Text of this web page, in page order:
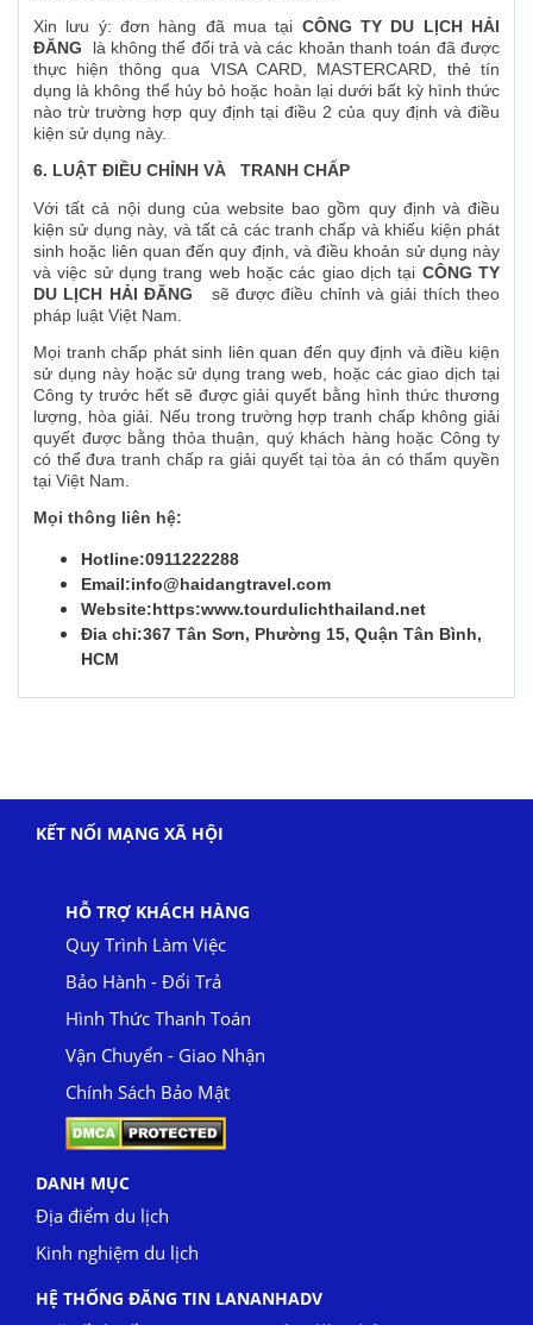
Xin lưu ý: đơn hàng đã mua tại CÔNG TY DU LỊCH HẢI
ĐĂNG là không thể đổi trả và các khoản thanh toán đã được
thực hiện thông qua VISA CARD, MASTERCARD, thẻ tín
dụng là không thể hủy bỏ hoặc hoàn lại dưới bất kỳ hình thức
nào trừ trường hợp quy định tại điều 2 của quy định và điều
kiện sử dụng này.
6. LUẬT ĐIỀU CHỈNH VÀ TRANH CHẤP
Với tất cả nội dung của website bao gồm quy định và điều
kiện sử dụng này, và tất cả các tranh chấp và khiếu kiện phát
sinh hoặc liên quan đến quy định, và điều khoản sử dụng này
và việc sử dụng trang web hoặc các giao dịch tại CÔNG TY
DU LỊCH HẢI ĐĂNG sẽ được điều chỉnh và giải thích theo
pháp luật Việt Nam.
Mọi tranh chấp phát sinh liên quan đến quy định và điều kiện
sử dụng này hoặc sử dụng trang web, hoặc các giao dịch tại
Công ty trước hết sẽ được giải quyết bằng hình thức thương
lượng, hòa giải. Nếu trong trường hợp tranh chấp không giải
quyết được bằng thỏa thuận, quý khách hàng hoặc Công ty
có thể đưa tranh chấp ra giải quyết tại tòa án có thẩm quyền
tại Việt Nam.
Mọi thông liên hệ:
Hotline:0911222288
Email:info@haidangtravel.com
Website:https:www.tourdulichthailand.net
Đia chỉ:367 Tân Sơn, Phường 15, Quận Tân Bình,
HCM
KẾT NỐI MẠNG XÃ HỘI
HỖ TRỢ KHÁCH HÀNG
Quy Trình Làm Việc
Bảo Hành - Đổi Trả
Hình Thức Thanh Toán
Vận Chuyển - Giao Nhận
Chính Sách Bảo Mật
DANH MỤC
Địa điểm du lịch
Kinh nghiệm du lịch
HỆ THỐNG ĐĂNG TIN LANANHADV